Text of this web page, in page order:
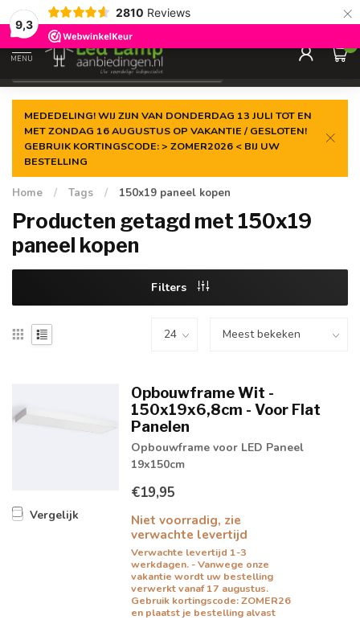
9,3
2810 Reviews ×
Zeer ruimassortiment
MENU
0
MEDEDELING! WIJ ZIJN VAN DONDERDAG 13 JULI TOT EN
MET ZONDAG 16 AUGUSTUS OP VAKANTIE / GESLOTEN!
GEBRUIK KORTINGSCODE: > ZOMER2026 < BIJ UW
BESTELLING
Home / Tags / 150x19 paneel kopen
Producten getagd met 150x19
paneel kopen
Filters
Vergelijk
Opbouwframe Wit -
150x19x6,8cm - Voor Flat
Panelen
Opbouwframe voor LED Paneel
19x150cm
€19,95
Niet voorradig, zie
verwachte levertijd
Verwachte levertijd 1-3
werkdagen. - Vanwege onze
vakantie wordt uw bestelling
verwerkt vanaf 17 augustus.
Gebruik kortingscode: ZOMER26
en plaatst je bestelling alvast